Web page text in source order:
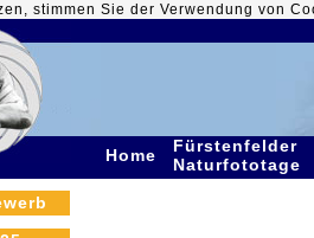
stimmen Sie der Verwendung von
Home
Fürstenfelder
Naturfototage